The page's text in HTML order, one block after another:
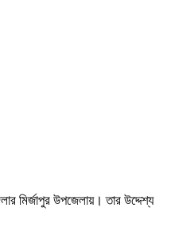
মির্জাপুর উপজেলায়। তার উদ্দেশ্য